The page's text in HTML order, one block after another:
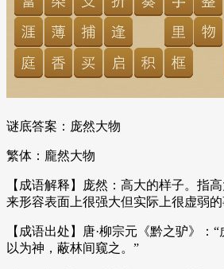
谜底答案：庞然大物
繁体：龐然大物
【成语解释】庞然：高大的样子。指
来形容表面上很强大但实际上很虚弱的
【成语出处】唐·柳宗元《黔之驴》：
以为神，蔽林间窥之。”